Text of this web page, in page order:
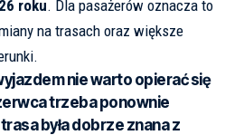
roku. Dla pasażerów oznacza to
na trasach oraz większe
nie warto opierać się
trzeba ponownie
była dobrze znana z